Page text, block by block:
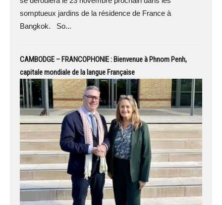
somptueux jardins de la résidence de France à
Bangkok. So...
CAMBODGE – FRANCOPHONIE : Bienvenue à Phnom Penh,
capitale mondiale de la langue Française